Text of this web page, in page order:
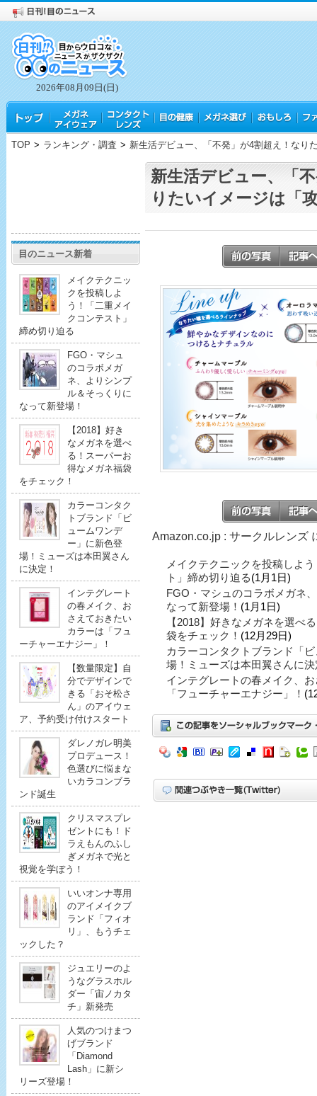
2026年08月09日(日)
TOP > ランキング・調査 > 新生活デビュー、「不発」が4割超え！なり
目のニュース新着
メイクテクニッ
クを投稿しよ
う！「二重メイ
クコンテスト」
締め切り迫る
FGO・マシュ
のコラボメガ
ネ、よりシンプ
ル＆そっくりに
なって新登場！
【2018】好き
なメガネを選べ
る！スーパーお
得なメガネ福袋
をチェック！
カラーコンタク
トブランド「ビ
ュームワンデ
ー」に新色登
場！ミューズは本田翼さん
に決定！
インテグレート
の春メイク、お
さえておきたい
カラーは「フュ
ーチャーエナジー」！
【数量限定】自
分でデザインで
きる「おそ松さ
ん」のアイウェ
ア、予約受け付けスタート
ダレノガレ明美
プロデュース！
色選びに悩まな
いカラコンブラ
ンド誕生
クリスマスプレ
ゼントにも！ド
ラえもんのふし
ぎメガネで光と
視覚を学ぼう！
いいオンナ専用
のアイメイクブ
ランド「フィオ
リ」、もうチェ
ックした？
ジュエリーのよ
うなグラスホル
ダー「宙ノカタ
チ」新発売
人気のつけまつ
げブランド
「Diamond
Lash」に新シ
リーズ登場！
新生活デビュー、「
りたいイメージは「
Amazon.co.jp : サークルレンズ
メイクテクニックを投稿しよ
ト」締め切り迫る(1月1日)
FGO・マシュのコラボメガネ
なって新登場！ (1月1日)
【2018】好きなメガネを選べ
袋をチェック！ (12月29日)
カラーコンタクトブランド「
場！ミューズは本田翼さんに決
インテグレートの春メイク、
「フューチャーエナジー」！